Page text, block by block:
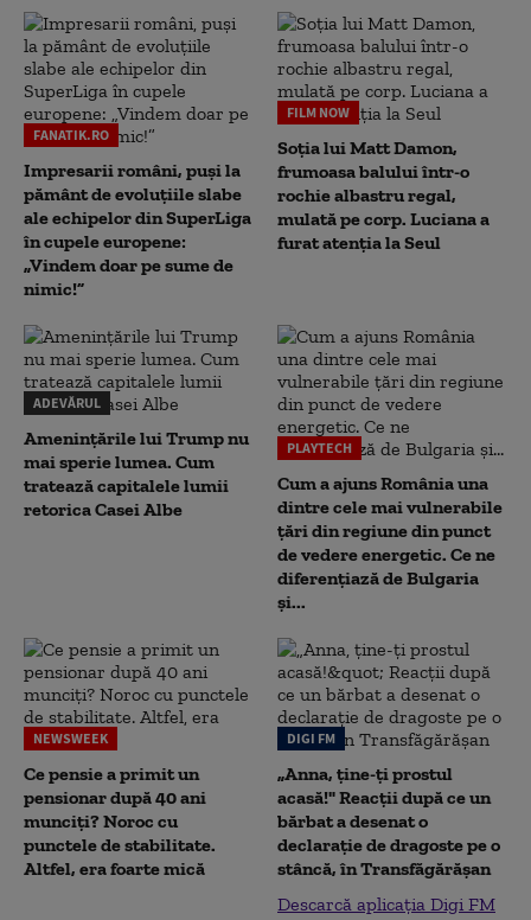
FANATIK.RO
Impresarii români, puși la
pământ de evoluțiile slabe
ale echipelor din SuperLiga
în cupele europene:
„Vindem doar pe sume de
nimic!”
FILM NOW
Soția lui Matt Damon,
frumoasa balului într-o
rochie albastru regal,
mulată pe corp. Luciana a
furat atenția la Seul
ADEVĂRUL
Amenințările lui Trump nu
mai sperie lumea. Cum
tratează capitalele lumii
retorica Casei Albe
PLAYTECH
Cum a ajuns România una
dintre cele mai vulnerabile
țări din regiune din punct
de vedere energetic. Ce ne
diferențiază de Bulgaria
și...
NEWSWEEK
Ce pensie a primit un
pensionar după 40 ani
munciți? Noroc cu
punctele de stabilitate.
Altfel, era foarte mică
DIGI FM
„Anna, ţine-ţi prostul
acasă!" Reacţii după ce un
bărbat a desenat o
declaraţie de dragoste pe o
stâncă, în Transfăgărăşan
Descarcă aplicația Digi FM